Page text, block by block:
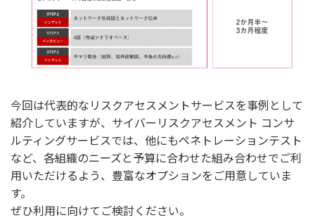
今回は代表的なリスクアセスメントサービスを事例として
紹介していますが、サイバーリスクアセスメント コンサ
ルティングサービスでは、他にもペネトレーションテスト
など、各組織のニーズと予算に合わせた組み合わせでご利
用いただけるよう、豊富なオプションをご用意していま
す。
ぜひ利用に向けてご検討ください。